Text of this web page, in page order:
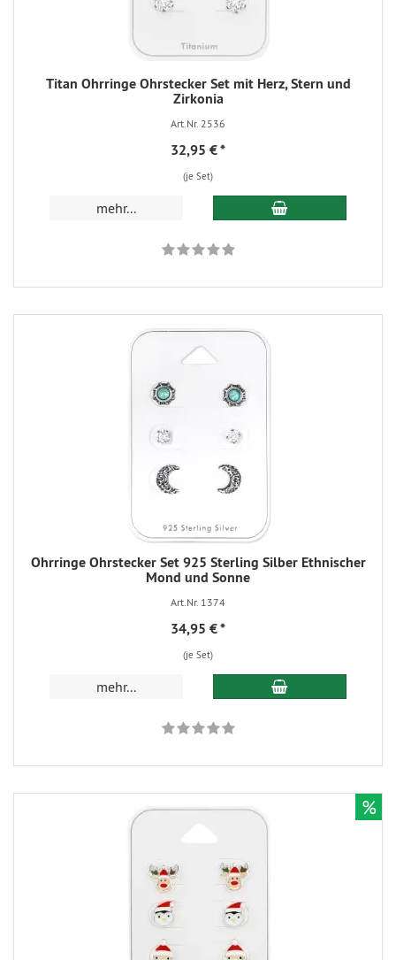
Titan Ohrringe Ohrstecker Set mit Herz, Stern und
Zirkonia
Art.Nr. 2536
32,95 €*
(je Set)
mehr...
Ohrringe Ohrstecker Set 925 Sterling Silber Ethnischer
Mond und Sonne
Art.Nr. 1374
34,95 €*
(je Set)
mehr...
%